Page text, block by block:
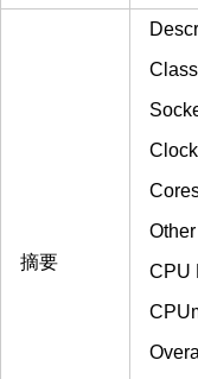
摘要
CPU